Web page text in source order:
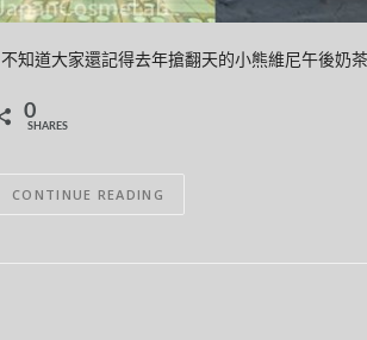
不知道大家還記得去年搶翻天的小熊維尼午後奶
0
SHARES
CONTINUE READING